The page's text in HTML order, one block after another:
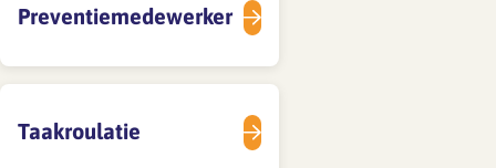
Preventiemedewerker
Taakroulatie